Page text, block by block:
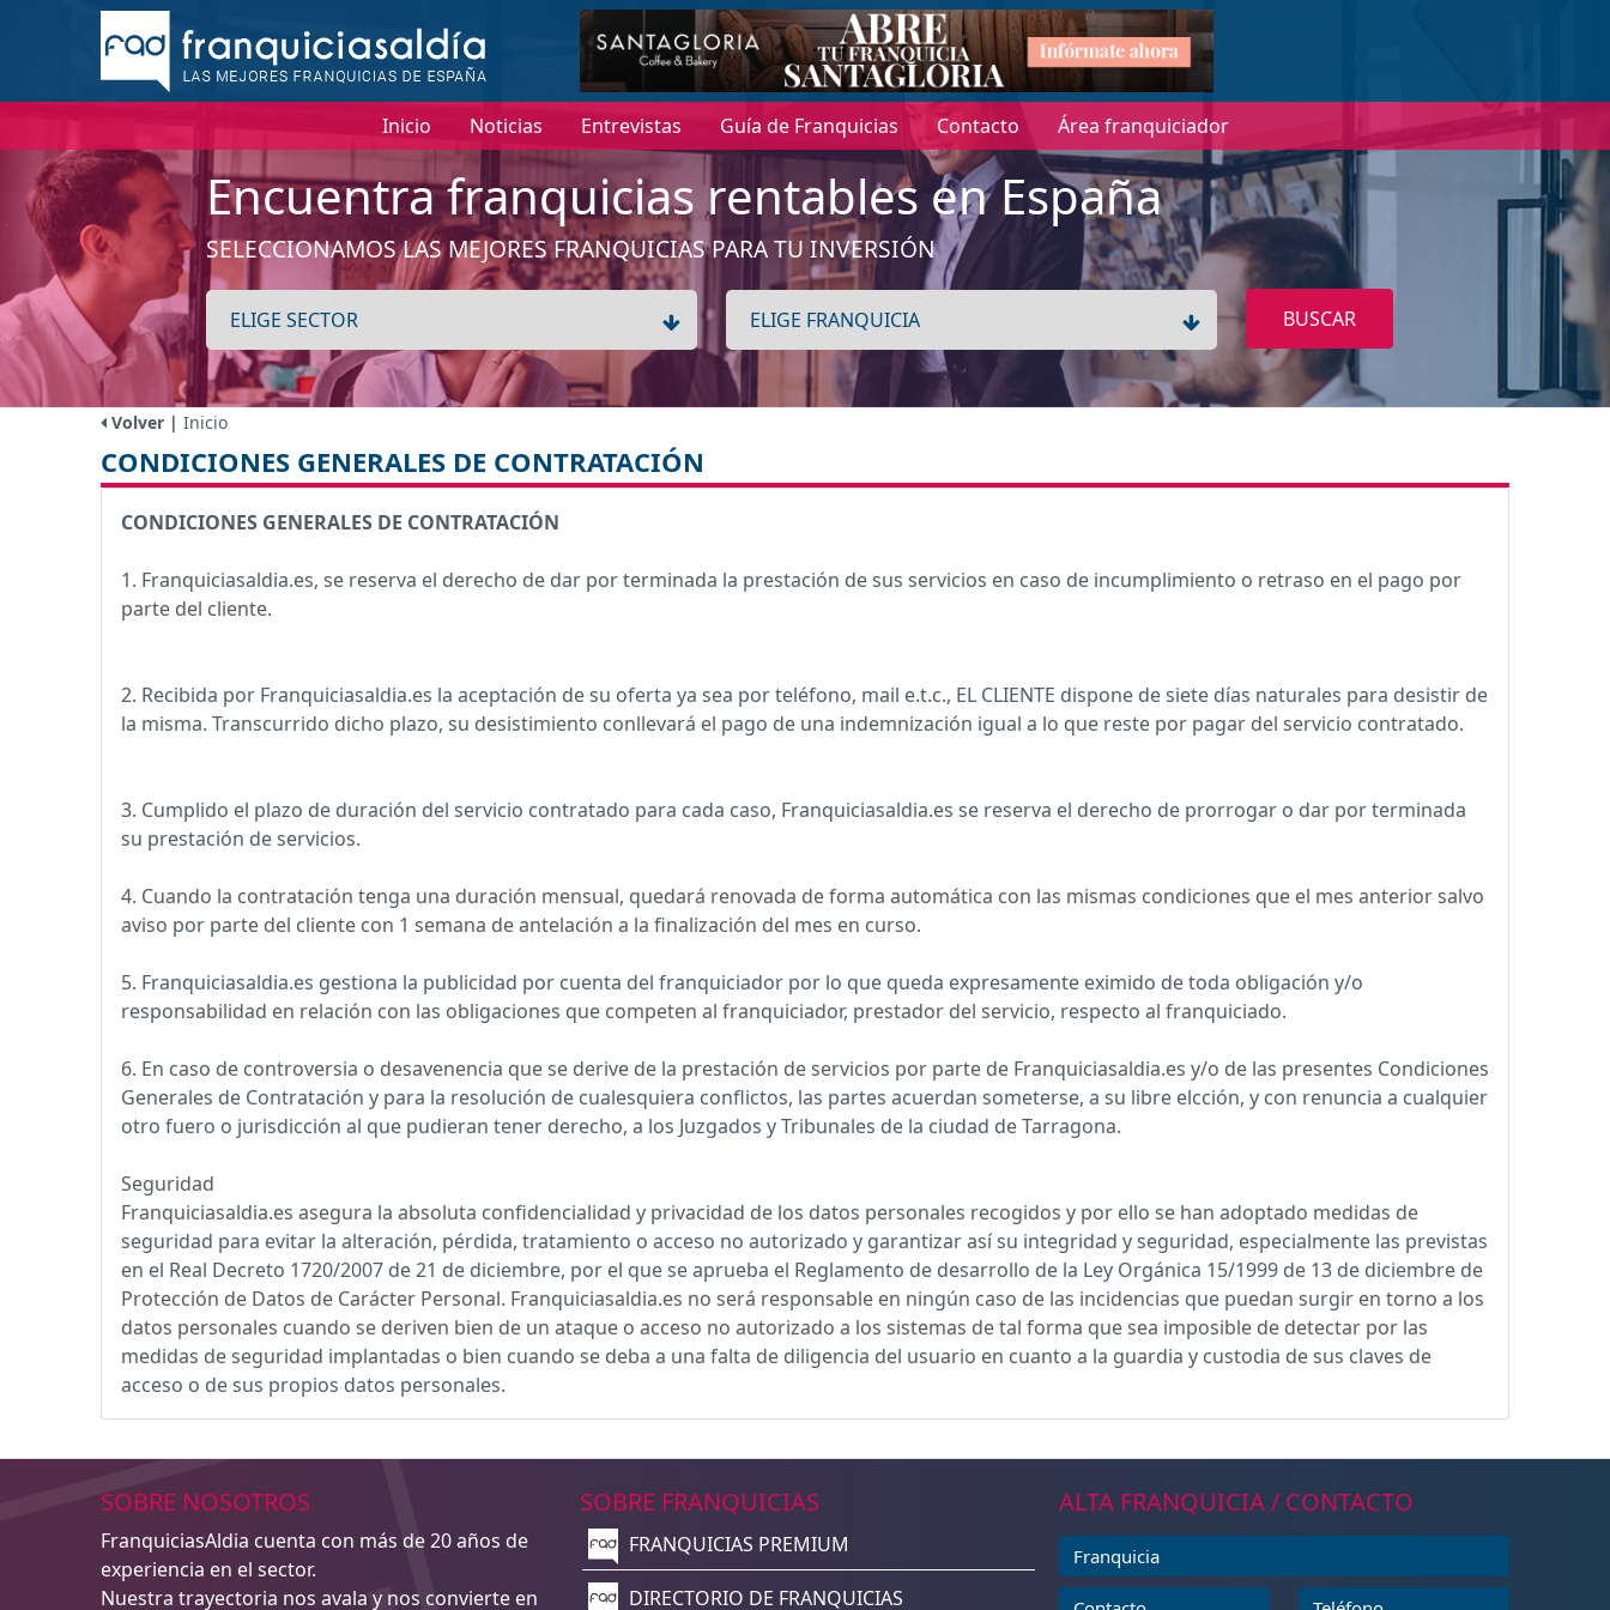
Inicio Noticias Entrevistas Guía de Franquicias Contacto Área franquiciador
Encuentra franquicias rentables en España
SELECCIONAMOS LAS MEJORES FRANQUICIAS PARA TU INVERSIÓN
BUSCAR
Volver | Inicio
CONDICIONES GENERALES DE CONTRATACIÓN
CONDICIONES GENERALES DE CONTRATACIÓN
1. Franquiciasaldia.es, se reserva el derecho de dar por terminada la prestación de sus servicios en caso de incumplimiento o retraso en el pago por
parte del cliente.
2. Recibida por Franquiciasaldia.es la aceptación de su oferta ya sea por teléfono, mail e.t.c., EL CLIENTE dispone de siete días naturales para desistir de
la misma. Transcurrido dicho plazo, su desistimiento conllevará el pago de una indemnización igual a lo que reste por pagar del servicio contratado.
3. Cumplido el plazo de duración del servicio contratado para cada caso, Franquiciasaldia.es se reserva el derecho de prorrogar o dar por terminada
su prestación de servicios.
4. Cuando la contratación tenga una duración mensual, quedará renovada de forma automática con las mismas condiciones que el mes anterior salvo
aviso por parte del cliente con 1 semana de antelación a la finalización del mes en curso.
5. Franquiciasaldia.es gestiona la publicidad por cuenta del franquiciador por lo que queda expresamente eximido de toda obligación y/o
responsabilidad en relación con las obligaciones que competen al franquiciador, prestador del servicio, respecto al franquiciado.
6. En caso de controversia o desavenencia que se derive de la prestación de servicios por parte de Franquiciasaldia.es y/o de las presentes Condiciones
Generales de Contratación y para la resolución de cualesquiera conflictos, las partes acuerdan someterse, a su libre elcción, y con renuncia a cualquier
otro fuero o jurisdicción al que pudieran tener derecho, a los Juzgados y Tribunales de la ciudad de Tarragona.
Seguridad
Franquiciasaldia.es asegura la absoluta confidencialidad y privacidad de los datos personales recogidos y por ello se han adoptado medidas de
seguridad para evitar la alteración, pérdida, tratamiento o acceso no autorizado y garantizar así su integridad y seguridad, especialmente las previstas
en el Real Decreto 1720/2007 de 21 de diciembre, por el que se aprueba el Reglamento de desarrollo de la Ley Orgánica 15/1999 de 13 de diciembre de
Protección de Datos de Carácter Personal. Franquiciasaldia.es no será responsable en ningún caso de las incidencias que puedan surgir en torno a los
datos personales cuando se deriven bien de un ataque o acceso no autorizado a los sistemas de tal forma que sea imposible de detectar por las
medidas de seguridad implantadas o bien cuando se deba a una falta de diligencia del usuario en cuanto a la guardia y custodia de sus claves de
acceso o de sus propios datos personales.
SOBRE NOSOTROS
FranquiciasAldia cuenta con más de 20 años de
experiencia en el sector.
Nuestra trayectoria nos avala y nos convierte en
SOBRE FRANQUICIAS
FRANQUICIAS PREMIUM
DIRECTORIO DE FRANQUICIAS
ALTA FRANQUICIA / CONTACTO